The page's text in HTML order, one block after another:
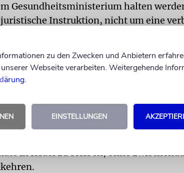
Gesundheitsministerium halten
Instruktion, nicht um eine
jedoch können Strafen bis zu
Weigerung, bevölkerte Orte zu verlassen,
Arbeiter aus dem
in Israel zu bleiben, ohne
zu den Zwecken und Anbietern
Webseite verarbeiten. Weitergehende
.
EINSTELLUNGEN